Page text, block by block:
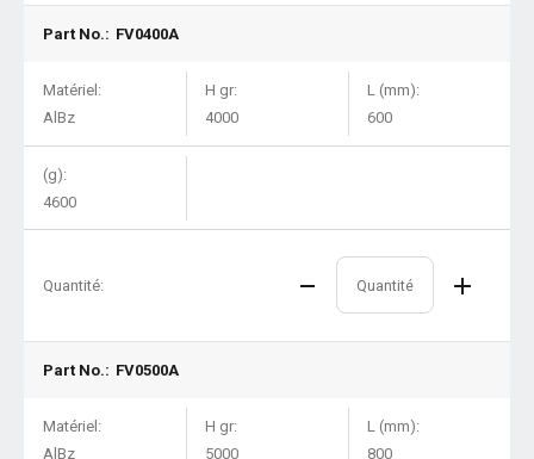
Part No.: FV0400A
Matériel:
AlBz
H gr:
4000
L (mm):
600
(g):
4600
Quantité:
Part No.: FV0500A
Matériel:
AlBz
H gr:
5000
L (mm):
800